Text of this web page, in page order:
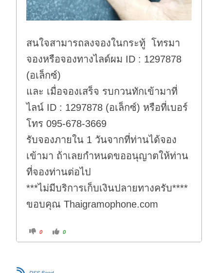
สนใจสามารถลงจองในกระทู้ โทรมา
จองหรือจองทางไลด์ผม ID : 1297878
(อเล็กซ์)
และ เมื่อจองเสร็จ รบกวนทักเข้ามาที่
ไลน์ ID : 1297878 (อเล็กซ์) หรือที่เบอร์
โทร 095-678-3669
รับจองภายใน 1 วันจากที่ท่านได้จอง
เข้ามา ถ้าเลยกำหนดขออนุญาตให้ท่าน
ที่จองท่านต่อไป
***ไม่มีบริการเก็บเงินปลายทางครับ****
ขอบคุณ Thaigramophone.com
C
i
0
C
i
0